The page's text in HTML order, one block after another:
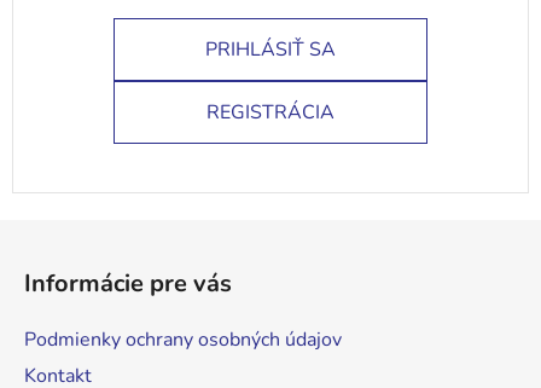
PRIHLÁSIŤ SA
REGISTRÁCIA
Informácie pre vás
Podmienky ochrany osobných údajov
Kontakt